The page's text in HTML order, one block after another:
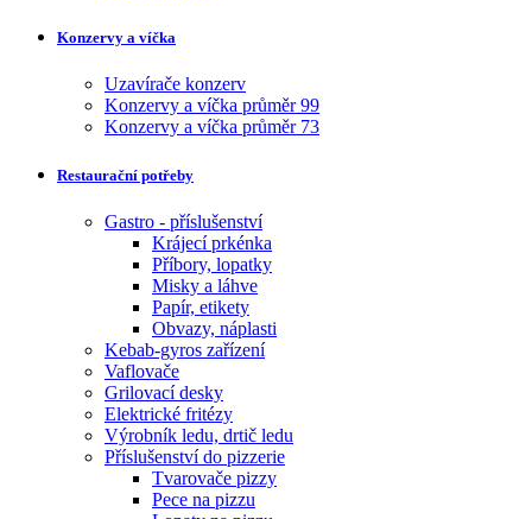
Konzervy a víčka
Uzavírače konzerv
Konzervy a víčka průměr 99
Konzervy a víčka průměr 73
Restaurační potřeby
Gastro - příslušenství
Krájecí prkénka
Příbory, lopatky
Misky a láhve
Papír, etikety
Obvazy, náplasti
Kebab-gyros zařízení
Vaflovače
Grilovací desky
Elektrické fritézy
Výrobník ledu, drtič ledu
Příslušenství do pizzerie
Tvarovače pizzy
Pece na pizzu